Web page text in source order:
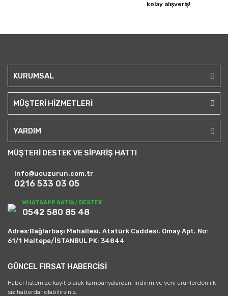
kolay alışveriş!
KURUMSAL
MÜŞTERİ HİZMETLERİ
YARDIM
MÜŞTERİ DESTEK VE SİPARİŞ HATTI
info@ucuzurun.com.tr
0216 533 03 05
WHATSAPP SATIŞ / DESTEK
0542 580 85 48
Adres:Bağlarbaşı Mahallesi. Atatürk Caddesi. Omay Apt. No:
61/1 Maltepe/İSTANBUL PK: 34844
GÜNCEL FIRSAT HABERCİSİ
Haber listemize kayıt olarak kampanyalardan, indirim ve yeni ürünlerden ilk
siz haberdar olabilirsiniz.